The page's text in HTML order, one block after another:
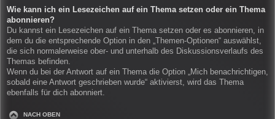
Wie kann ich ein Lesezeichen auf ein Thema setzen oder ein Thema
abonnieren?
Du kannst ein Lesezeichen auf ein Thema setzen oder es abonnieren, in
dem du die entsprechende Option in den „Themen-Optionen“ auswählst,
die sich normalerweise ober- und unterhalb des Diskussionsverlaufs des
Themas befinden.
Wenn du bei der Antwort auf ein Thema die Option „Mich benachrichtigen,
sobald eine Antwort geschrieben wurde“ aktivierst, wird das Thema
ebenfalls für dich abonniert.
NACH OBEN